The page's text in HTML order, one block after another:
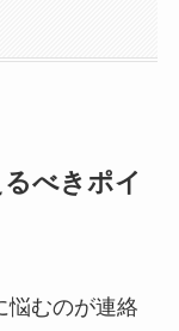
べきポイ
悩むのが連絡